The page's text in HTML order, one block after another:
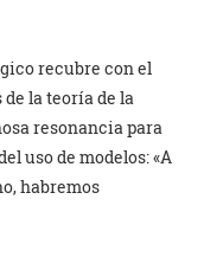
recubre con el
la teoría de la
resonancia para
uso de modelos: «A
habremos